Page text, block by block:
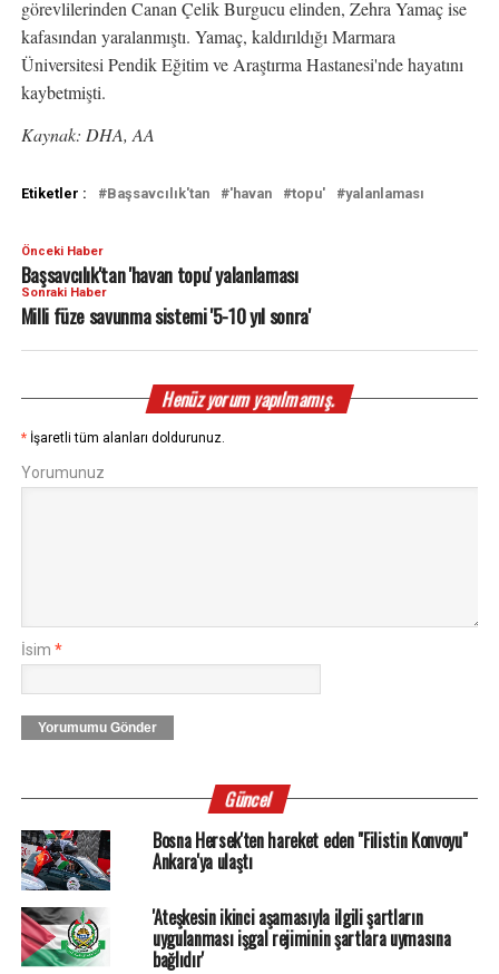
görevlilerinden Canan Çelik Burgucu elinden, Zehra Yamaç ise
kafasından yaralanmıştı. Yamaç, kaldırıldığı Marmara
Üniversitesi Pendik Eğitim ve Araştırma Hastanesi'nde hayatını
kaybetmişti.
Kaynak: DHA, AA
Etiketler : Başsavcılık'tan 'havan topu' yalanlaması
Önceki Haber
Başsavcılık'tan 'havan topu' yalanlaması
Sonraki Haber
Milli füze savunma sistemi '5-10 yıl sonra'
Henüz yorum yapılmamış.
* İşaretli tüm alanları doldurunuz.
Yorumunuz
İsim *
Yorumumu Gönder
Güncel
Bosna Hersek'ten hareket eden "Filistin Konvoyu"
Ankara'ya ulaştı
'Ateşkesin ikinci aşamasıyla ilgili şartların
uygulanması işgal rejiminin şartlara uymasına
bağlıdır'